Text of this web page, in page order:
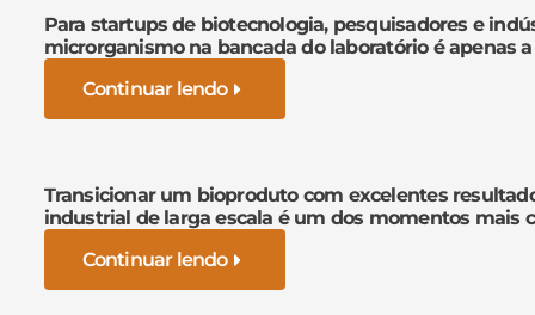
Para startups de biotecnologia, pesquisadores e
microrganismo na bancada do laboratório é apenas
Continuar lendo
Transicionar um bioproduto com excelentes
industrial de larga escala é um dos momentos mais
Continuar lendo